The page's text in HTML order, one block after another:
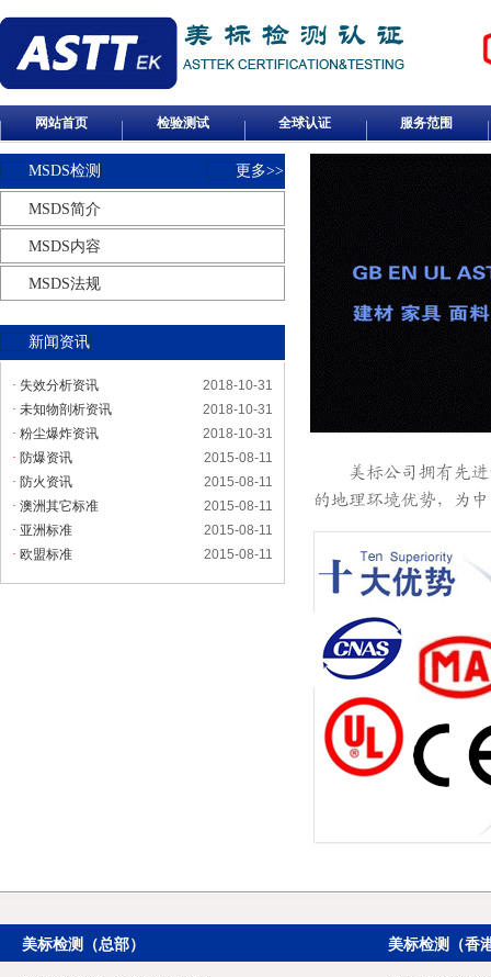
网站首页 检验测试 全球认证 服务范围
更多>>
MSDS检测
MSDS简介
MSDS内容
MSDS法规
新闻资讯
2018-10-31
· 失效分析资讯
2018-10-31
· 未知物剖析资讯
2018-10-31
· 粉尘爆炸资讯
2015-08-11
· 防爆资讯
2015-08-11
· 防火资讯
2015-08-11
· 澳洲其它标准
2015-08-11
· 亚洲标准
2015-08-11
· 欧盟标准
美标检测（总部） 美标检测（香